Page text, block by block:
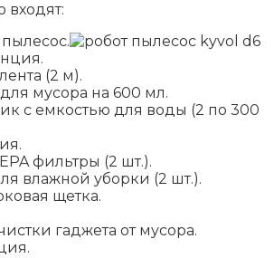
входят:
(2 м).
мусора на 600 мл.
с емкостью для воды (2 по 300
фильтры (2 шт.).
влажной уборки (2 шт.).
щетка.
гаджета от мусора.